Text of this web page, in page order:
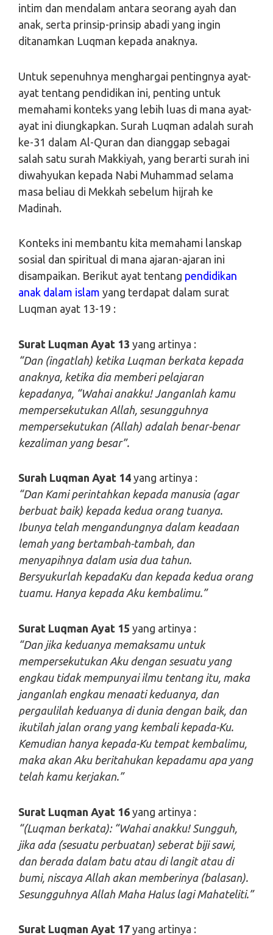
intim dan mendalam antara seorang ayah dan
anak, serta prinsip-prinsip abadi yang ingin
ditanamkan Luqman kepada anaknya.
Untuk sepenuhnya menghargai pentingnya ayat-
ayat tentang pendidikan ini, penting untuk
memahami konteks yang lebih luas di mana ayat-
ayat ini diungkapkan. Surah Luqman adalah surah
ke-31 dalam Al-Quran dan dianggap sebagai
salah satu surah Makkiyah, yang berarti surah ini
diwahyukan kepada Nabi Muhammad selama
masa beliau di Mekkah sebelum hijrah ke
Madinah.
Konteks ini membantu kita memahami lanskap
sosial dan spiritual di mana ajaran-ajaran ini
disampaikan. Berikut ayat tentang pendidikan
anak dalam islam yang terdapat dalam surat
Luqman ayat 13-19 :
Surat Luqman Ayat 13 yang artinya :
“Dan (ingatlah) ketika Luqman berkata kepada
anaknya, ketika dia memberi pelajaran
kepadanya, “Wahai anakku! Janganlah kamu
mempersekutukan Allah, sesungguhnya
mempersekutukan (Allah) adalah benar-benar
kezaliman yang besar”.
Surah Luqman Ayat 14 yang artinya :
“Dan Kami perintahkan kepada manusia (agar
berbuat baik) kepada kedua orang tuanya.
Ibunya telah mengandungnya dalam keadaan
lemah yang bertambah-tambah, dan
menyapihnya dalam usia dua tahun.
Bersyukurlah kepadaKu dan kepada kedua orang
tuamu. Hanya kepada Aku kembalimu.”
Surat Luqman Ayat 15 yang artinya :
“Dan jika keduanya memaksamu untuk
mempersekutukan Aku dengan sesuatu yang
engkau tidak mempunyai ilmu tentang itu, maka
janganlah engkau menaati keduanya, dan
pergaulilah keduanya di dunia dengan baik, dan
ikutilah jalan orang yang kembali kepada-Ku.
Kemudian hanya kepada-Ku tempat kembalimu,
maka akan Aku beritahukan kepadamu apa yang
telah kamu kerjakan.”
Surat Luqman Ayat 16 yang artinya :
“(Luqman berkata): “Wahai anakku! Sungguh,
jika ada (sesuatu perbuatan) seberat biji sawi,
dan berada dalam batu atau di langit atau di
bumi, niscaya Allah akan memberinya (balasan).
Sesungguhnya Allah Maha Halus lagi Mahateliti.”
Surat Luqman Ayat 17 yang artinya :